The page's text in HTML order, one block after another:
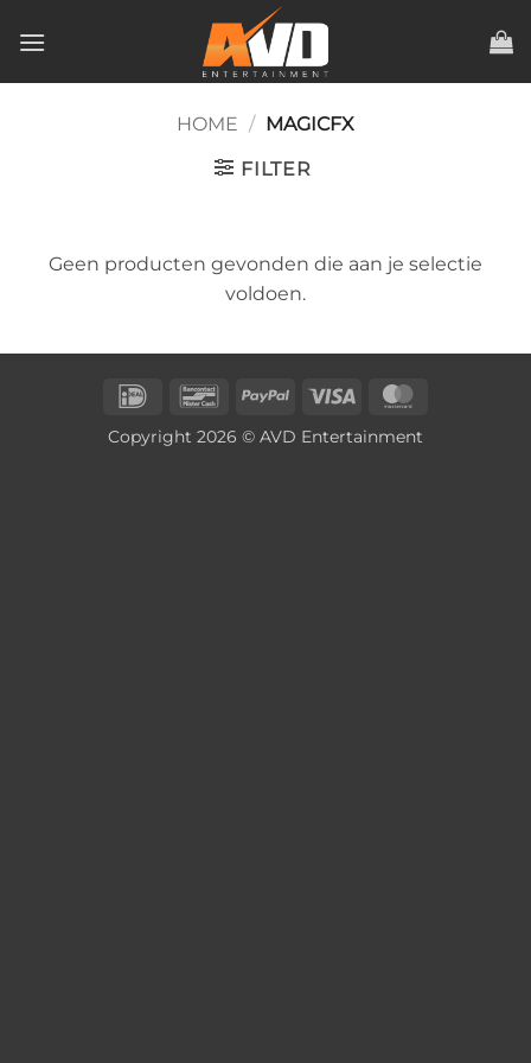
naar
HOME / MAGICFX
FILTER
Geen producten gevonden die aan je selectie
voldoen.
IDeal BancontactPayPal Visa
Copyright 2026 © AVD Entertainment